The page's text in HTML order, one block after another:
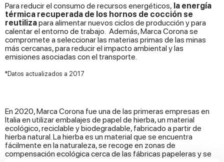
Para reducir el consumo de recursos energéticos, la energía
térmica recuperada de los hornos de cocción se
reutilizapara alimentar nuevos ciclos de producción y para
calentar el entorno de trabajo. Además, Marca Corona se
compromete a seleccionar las materias primas de las minas
más cercanas, para reducir el impacto ambiental y las
emisiones asociadas con el transporte.
*Datos actualizados a 2017
En 2020, Marca Corona fue una de las primeras empresas en
Italia en utilizar embalajes de papel de hierba, un material
ecológico, reciclable y biodegradable, fabricado a partir de
hierba natural. La hierba es un material que se encuentra
fácilmente en la naturaleza, se recoge en zonas de
compensación ecológica cerca de las fábricas papeleras y se